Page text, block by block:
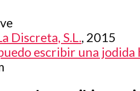
Discreta, S.L., 2015